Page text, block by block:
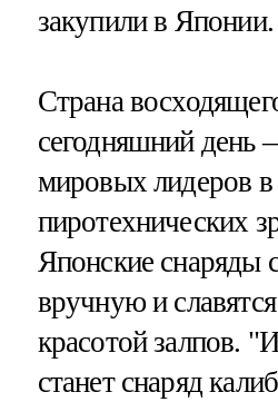
закупили в Японии.
Страна
сегодняшний день
мировых лидеров в
пиротехнических
Японские снаряды
вручную и
красотой залпов.
станет снаряд